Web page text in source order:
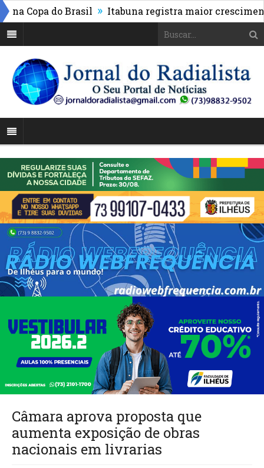
do Brasil » Itabuna registra maior crescimento
Câmara aprova proposta que
aumenta exposição de obras
nacionais em livrarias